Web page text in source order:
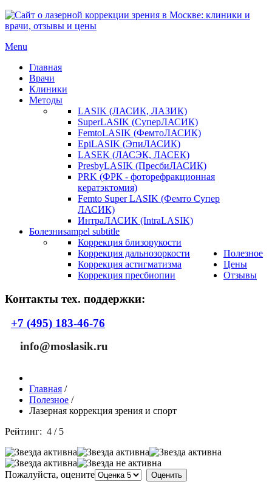
Menu
Главная
Врачи
Клиники
Методы
LASIK (ЛАСИК, ЛАЗИК)
SuperLASIK (СуперЛАСИК)
FemtoLASIK (ФемтоЛАСИК)
EpiLASIK (ЭпиЛАСИК)
LASEK (ЛАСЭК, ЛАСЕК)
PresbyLASIK (ПресбиЛАСИК)
PRK (ФРК - фоторефракционная
кератэктомия)
Femto Super LASIK (Фемто Супер
ЛАСИК)
ИнтраЛАСИК (IntraLASIK)
Болезниsampel subtitle
Коррекция близорукости
Коррекция дальнозоркости
Коррекция астигматизма
Коррекция пресбиопии
Полезное
Цены
Отзывы
Контакты тех. поддержки:
+7 (495) 183-46-76
info@moslasik.ru
Главная /
Полезное /
Лазерная коррекция зрения и спорт
Рейтинг: 4 / 5
Пожалуйста, оцените